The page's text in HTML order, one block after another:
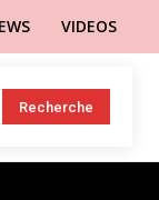
VIDEOS
Recherche